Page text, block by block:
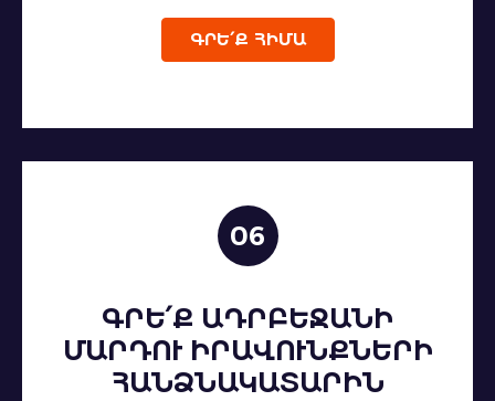
ԳՐԵ՛Ք ՀԻՄԱ
06
ԳՐԵ՛Ք ԱԴՐԲԵՋԱՆԻ
ՄԱՐԴՈՒ ԻՐԱՎՈՒՆՔՆԵՐԻ
ՀԱՆՁՆԱԿԱՏԱՐԻՆ